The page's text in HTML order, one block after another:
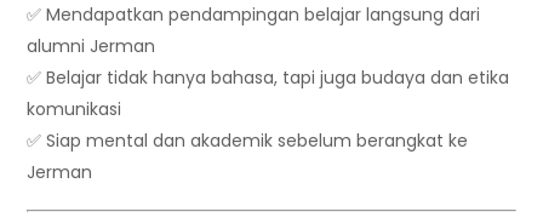
✅ Mendapatkan pendampingan belajar langsung dari
alumni Jerman
✅ Belajar tidak hanya bahasa, tapi juga budaya dan etika
komunikasi
✅ Siap mental dan akademik sebelum berangkat ke
Jerman